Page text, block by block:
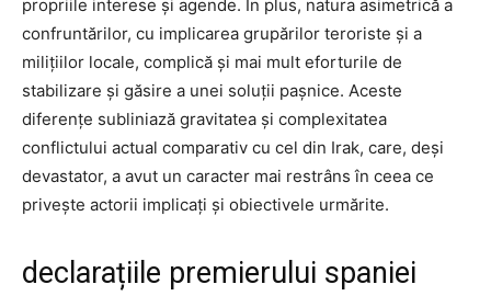
propriile interese și agende. În plus, natura asimetrică a
confruntărilor, cu implicarea grupărilor teroriste și a
milițiilor locale, complică și mai mult eforturile de
stabilizare și găsire a unei soluții pașnice. Aceste
diferențe subliniază gravitatea și complexitatea
conflictului actual comparativ cu cel din Irak, care, deși
devastator, a avut un caracter mai restrâns în ceea ce
privește actorii implicați și obiectivele urmărite.
declarațiile premierului spaniei